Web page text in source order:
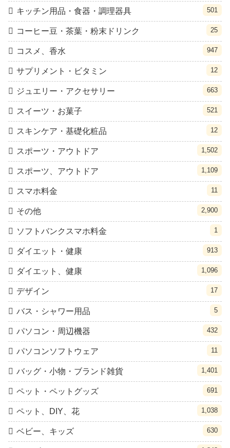
キッチン用品・食器・調理器具 501
コーヒー豆・茶葉・粉末ドリンク 25
コスメ、香水 947
サプリメント・ビタミン 12
ジュエリー・アクセサリー 663
スイーツ・お菓子 521
スキンケア・基礎化粧品 12
スポーツ・アウトドア 1,502
スポーツ、アウトドア 1,109
スマホ料金 11
その他 2,900
ソフトバンクスマホ料金 1
ダイエット・健康 913
ダイエット、健康 1,096
デザイン 17
バス・シャワー用品 5
パソコン・周辺機器 432
パソコンソフトウェア 11
バッグ・小物・ブランド雑貨 1,401
ペット・ペットグッズ 691
ペット、DIY、花 1,038
ベビー、キッズ 630